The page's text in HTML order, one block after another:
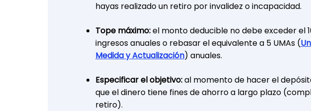
hayas realizado un retiro por invalidez o incapacidad.
Tope máximo:el monto deducible no debe exceder el
ingresos anuales o rebasar el equivalente a 5 UMAs (
Medida y Actualización) anuales.
Especificar el objetivo:al momento de hacer el
que el dinero tiene fines de ahorro a largo plazo
retiro).